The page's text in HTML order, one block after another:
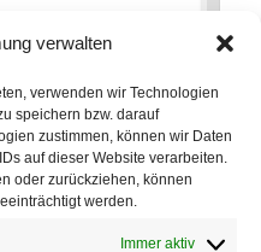
verwalten
verwenden wir Technologien
speichern bzw. darauf
zustimmen, können wir Daten
auf dieser Website verarbeiten.
oder zurückziehen, können
werden.
Immer aktiv